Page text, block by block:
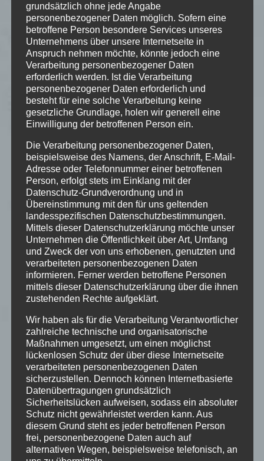
Mo bis Sa
ab 20:00 Uhr
bei Konzerten schon ab 19:00
geschlossen
Achtung Raucherkneipe – P18!
Getränkekarte
Termine
Fr 04.09.26 – Fucking Cherrypie & B-Saite & Kackbratze
Sa 19.09.26 – WAR
Fr 02.10.26 – Serve + Untold Fury + Concussd
Mi 07.10.26 – Mondo Drag + Early Moods
Do 15.10.26 – Hitten & Haunt
Fr 16.10.26 – To The Wire & Slumpt909 & Arcline &
ClearXcut
Do 22.10.26 – Primitive Warfare & Head Of The Baptist
Fr 23.10.26 – Corrode + Gateway to Selfdestruction +
Warhammer
grundsätzlich ohne jede Angabe
personenbezogener Daten möglich. Sofern eine
betroffene Person besondere Services unseres
Unternehmens über unsere Internetseite in
Anspruch nehmen möchte, könnte jedoch eine
Verarbeitung personenbezogener Daten
erforderlich werden. Ist die Verarbeitung
personenbezogener Daten erforderlich und
besteht für eine solche Verarbeitung keine
gesetzliche Grundlage, holen wir generell eine
Einwilligung der betroffenen Person ein.
Die Verarbeitung personenbezogener Daten,
beispielsweise des Namens, der Anschrift, E-Mail-
Adresse oder Telefonnummer einer betroffenen
Person, erfolgt stets im Einklang mit der
Datenschutz-Grundverordnung und in
Übereinstimmung mit den für uns geltenden
landesspezifischen Datenschutzbestimmungen.
Mittels dieser Datenschutzerklärung möchte unser
Unternehmen die Öffentlichkeit über Art, Umfang
und Zweck der von uns erhobenen, genutzten und
verarbeiteten personenbezogenen Daten
informieren. Ferner werden betroffene Personen
mittels dieser Datenschutzerklärung über die ihnen
zustehenden Rechte aufgeklärt.
Wir haben als für die Verarbeitung Verantwortlicher
zahlreiche technische und organisatorische
Maßnahmen umgesetzt, um einen möglichst
lückenlosen Schutz der über diese Internetseite
verarbeiteten personenbezogenen Daten
sicherzustellen. Dennoch können Internetbasierte
Datenübertragungen grundsätzlich
Sicherheitslücken aufweisen, sodass ein absoluter
Schutz nicht gewährleistet werden kann. Aus
diesem Grund steht es jeder betroffenen Person
frei, personenbezogene Daten auch auf
alternativen Wegen, beispielsweise telefonisch, an